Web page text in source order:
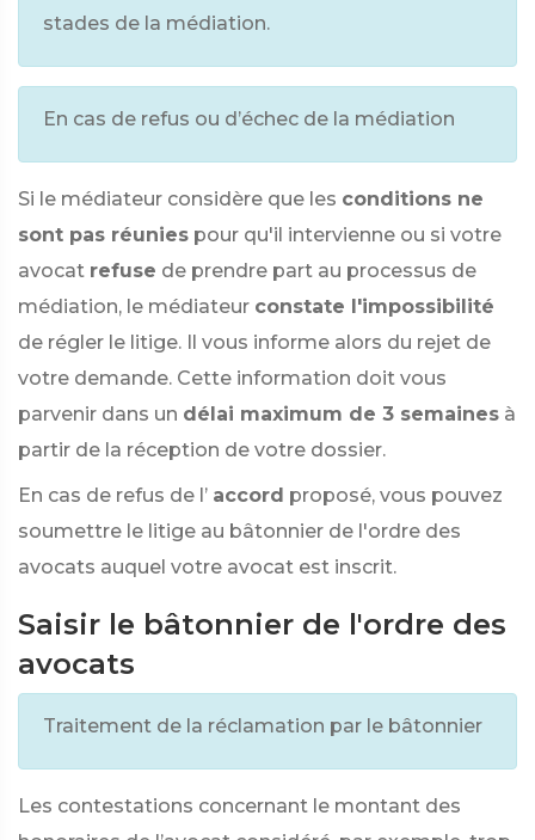
stades de la médiation.
En cas de refus ou d’échec de la médiation
Si le médiateur considère que les conditions ne
sont pas réunies pour qu'il intervienne ou si votre
avocat refuse de prendre part au processus de
médiation, le médiateur constate l'impossibilité
de régler le litige. Il vous informe alors du rejet de
votre demande. Cette information doit vous
parvenir dans un délai maximum de 3 semaines à
partir de la réception de votre dossier.
En cas de refus de l’ accord proposé, vous pouvez
soumettre le litige au bâtonnier de l'ordre des
avocats auquel votre avocat est inscrit.
Saisir le bâtonnier de l'ordre des
avocats
Traitement de la réclamation par le bâtonnier
Les contestations concernant le montant des